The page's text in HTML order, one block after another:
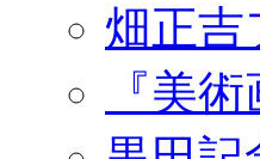
畑正吉
『美